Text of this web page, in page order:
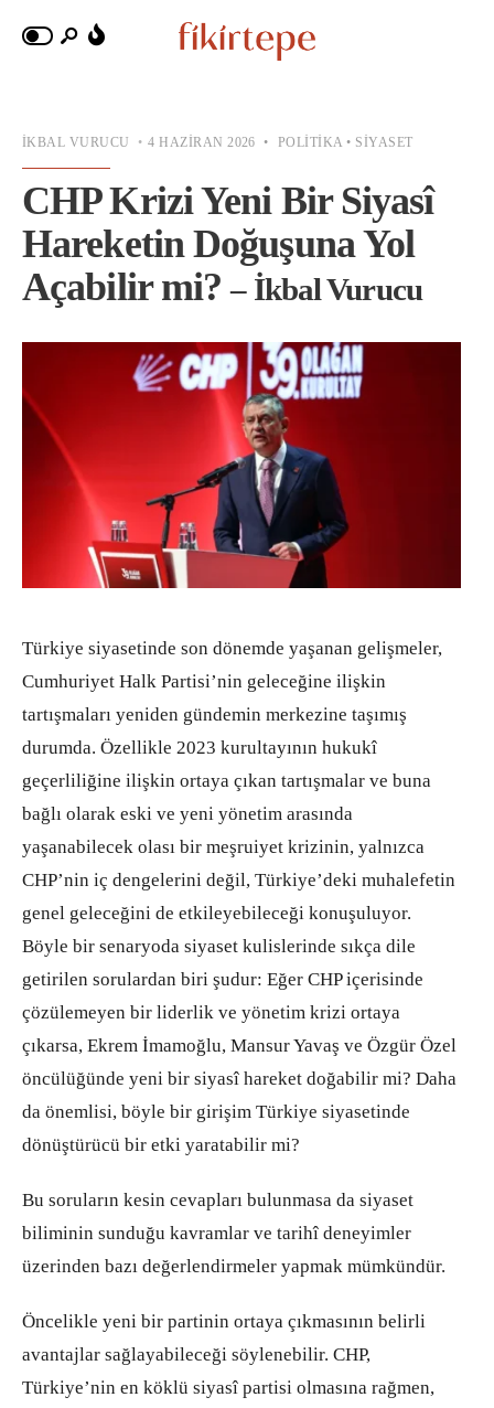
İKBAL VURUCU • 4 HAZIRAN 2026 • POLITIKA • SIYASET
CHP Krizi Yeni Bir Siyasî
Hareketin Doğuşuna Yol
Açabilir mi?– İkbal Vurucu
Türkiye siyasetinde son dönemde yaşanan gelişmeler,
Cumhuriyet Halk Partisi’nin geleceğine ilişkin
tartışmaları yeniden gündemin merkezine taşımış
durumda. Özellikle 2023 kurultayının hukukî
geçerliliğine ilişkin ortaya çıkan tartışmalar ve buna
bağlı olarak eski ve yeni yönetim arasında
yaşanabilecek olası bir meşruiyet krizinin, yalnızca
CHP’nin iç dengelerini değil, Türkiye’deki muhalefetin
genel geleceğini de etkileyebileceği konuşuluyor.
Böyle bir senaryoda siyaset kulislerinde sıkça dile
getirilen sorulardan biri şudur: Eğer CHP içerisinde
çözülemeyen bir liderlik ve yönetim krizi ortaya
çıkarsa, Ekrem İmamoğlu, Mansur Yavaş ve Özgür Özel
öncülüğünde yeni bir siyasî hareket doğabilir mi? Daha
da önemlisi, böyle bir girişim Türkiye siyasetinde
dönüştürücü bir etki yaratabilir mi?
Bu soruların kesin cevapları bulunmasa da siyaset
biliminin sunduğu kavramlar ve tarihî deneyimler
üzerinden bazı değerlendirmeler yapmak mümkündür.
Öncelikle yeni bir partinin ortaya çıkmasının belirli
avantajlar sağlayabileceği söylenebilir. CHP,
Türkiye’nin en köklü siyasî partisi olmasına rağmen,